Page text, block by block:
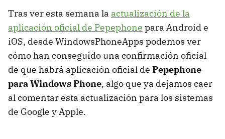
Tras ver esta semana la actualización de la
aplicación oficial de Pepephone para Android e
iOS, desde WindowsPhoneApps podemos ver
cómo han conseguido una confirmación oficial
de que habrá aplicación oficial de Pepephone
para Windows Phone, algo que ya dejamos caer
al comentar esta actualización para los sistemas
de Google y Apple.